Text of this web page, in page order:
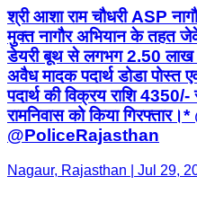
रामनिवास को किया
@PoliceRajasthan
Nagaur, Rajasthan | Jul 29,